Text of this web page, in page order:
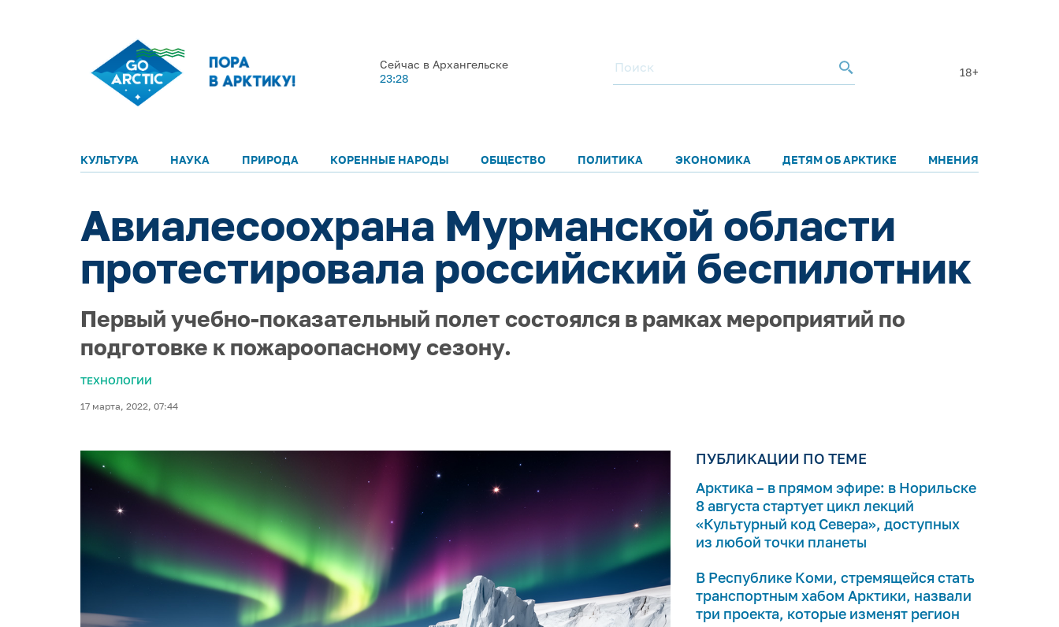
Сейчас в Архангельске
23:28
18+
КУЛЬТУРА НАУКА ПРИРОДА КОРЕННЫЕ НАРОДЫ ОБЩЕСТВО ПОЛИТИКА ЭКОНОМИКА ДЕТЯМ ОБ АРКТИКЕ МНЕНИЯ
Авиалесоохрана Мурманской области
протестировала российский беспилотник
Первый учебно-показательный полет состоялся в рамках мероприятий по
подготовке к пожароопасному сезону.
ТЕХНОЛОГИИ
17 марта, 2022, 07:44
ПУБЛИКАЦИИ ПО ТЕМЕ
Арктика – в прямом эфире: в Норильске
8 августа стартует цикл лекций
«Культурный код Севера», доступных
из любой точки планеты
В Республике Коми, стремящейся стать
транспортным хабом Арктики, назвали
три проекта, которые изменят регион